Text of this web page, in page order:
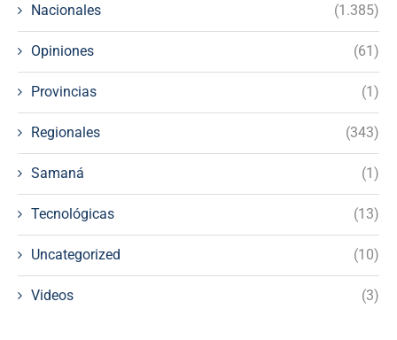
Nacionales (1.385)
Opiniones (61)
Provincias (1)
Regionales (343)
Samaná (1)
Tecnológicas (13)
Uncategorized (10)
Videos (3)